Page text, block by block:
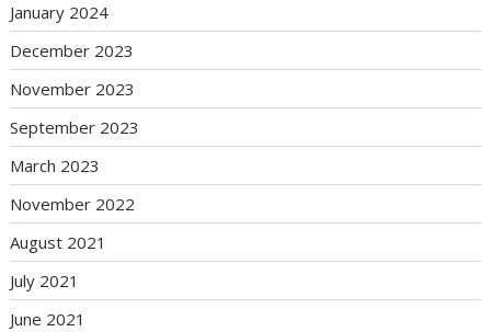
January 2024
December 2023
November 2023
September 2023
March 2023
November 2022
August 2021
July 2021
June 2021